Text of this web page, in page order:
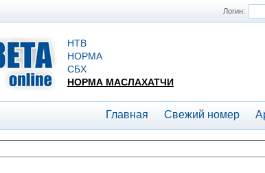
Логин:
НТВ
НОРМА
СБХ
НОРМА МАСЛАХАТЧИ
Главная Свежий номер